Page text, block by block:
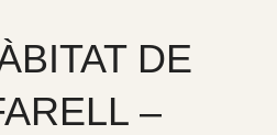
r
y
N
DE
–